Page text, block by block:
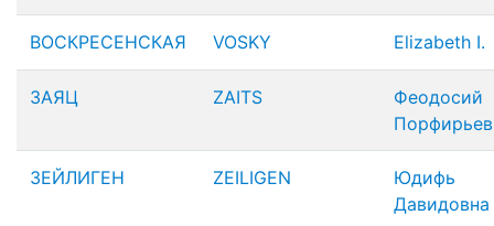
ВОСКРЕСЕНСКАЯ VOSKY Elizabeth I.
ЗАЯЦ ZAITS
Феодосий
ЗЕЙЛИГЕН ZEILIGEN
Юдифь
Давидовна